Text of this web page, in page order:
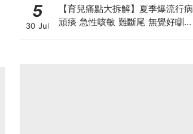
5
30 Jul
【育兒痛點大拆解】夏季爆流行病
頑痰 急性咳敏 難斷尾 無覺好瞓？